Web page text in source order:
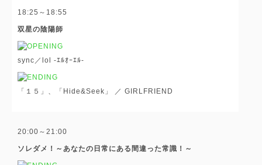
18:25～18:55
双星の陰陽師
sync／lol -ｴﾙｵｰｴﾙ-
「１５」、「Hide&Seek」 ／ GIRLFRIEND
20:00～21:00
ソレダメ！～あなたの日常にある間違った常識！～